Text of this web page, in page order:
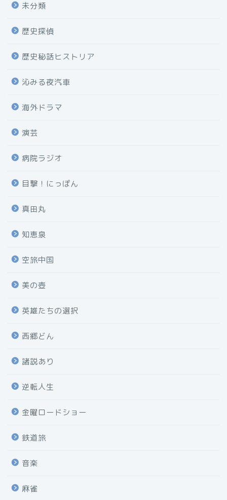
未分類
歴史探偵
歴史秘話ヒストリア
沁みる夜汽車
海外ドラマ
演芸
病院ラジオ
目撃！にっぽん
真田丸
知恵泉
空旅中国
美の壺
英雄たちの選択
西郷どん
諸説あり
逆転人生
金曜ロードショー
鉄道旅
音楽
麻雀